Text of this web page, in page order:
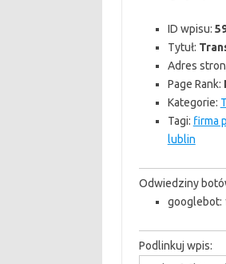
ID wpisu:
Tytuł:
Adres
Page Rank:
Kategorie:
Tagi: firma
lublin
Odwiedziny
googlebot:
Podlinkuj wpis: